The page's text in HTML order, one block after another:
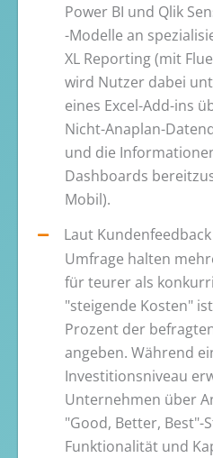
Power BI und Qlik
-Modelle an
XL Reporting (mit
wird Nutzer dabei
eines Excel-Add-ins
Nicht-Anaplan-
und die
Dashboards
Mobil).
Laut
Umfrage halten
für teurer als
"steigende Kosten"
Prozent der
angeben. Während
Investitionsniveau
Unternehmen über
"Good, Better, Best"-
Funktionalität und